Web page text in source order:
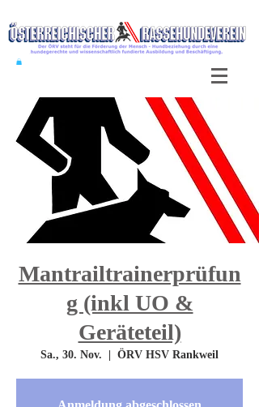
Mantrailtrainerprüfun
g (inkl UO &
Geräteteil)
Sa., 30. Nov. ÖRV HSV Rankweil